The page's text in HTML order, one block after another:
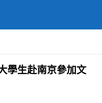
學生赴南京參加文